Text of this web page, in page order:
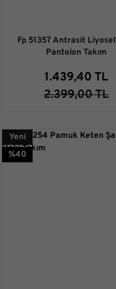
Fp 51357 Antrasit
Pantolon Takım
1.439,40 TL
2.399,00 TL
Yeni
%40